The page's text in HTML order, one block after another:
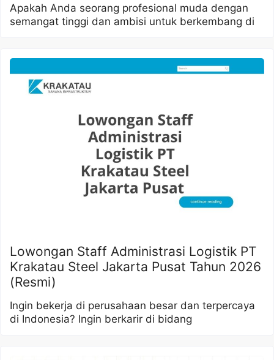
Apakah Anda seorang profesional muda dengan
semangat tinggi dan ambisi untuk berkembang di
Lowongan Staff Administrasi Logistik PT
Krakatau Steel Jakarta Pusat Tahun 2026
(Resmi)
Ingin bekerja di perusahaan besar dan terpercaya
di Indonesia? Ingin berkarir di bidang